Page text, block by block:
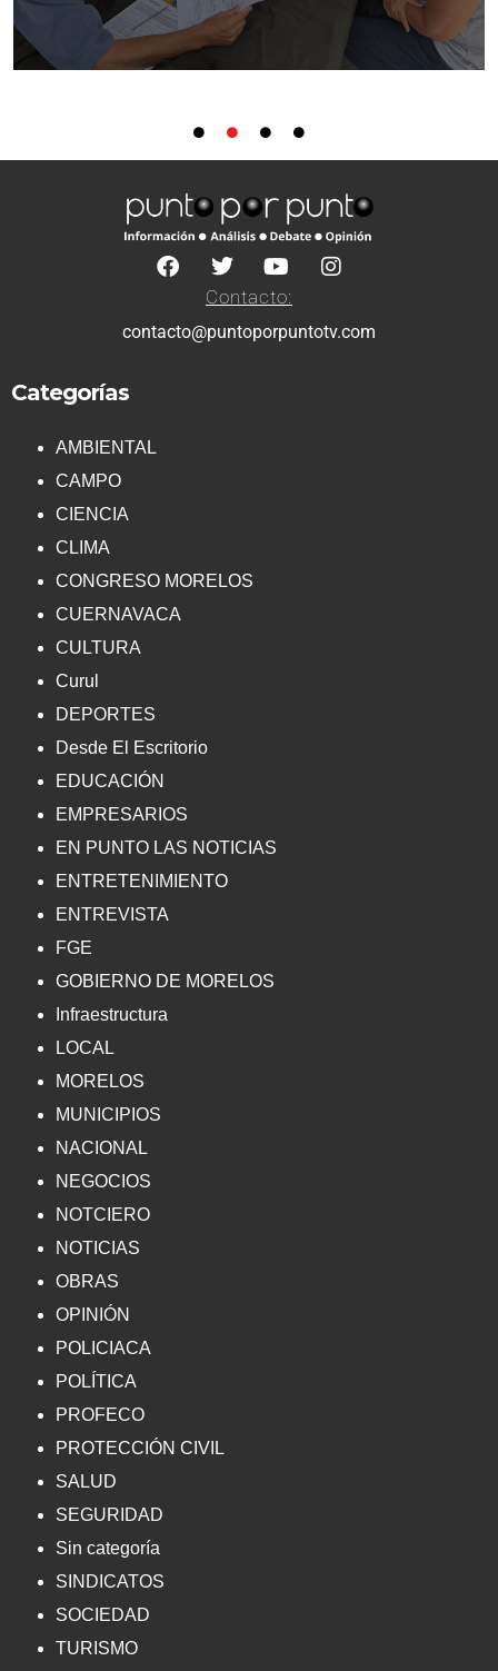
Contacto:
contacto@puntoporpuntotv.com
Categorías
AMBIENTAL
CAMPO
CIENCIA
CLIMA
CONGRESO MORELOS
CUERNAVACA
CULTURA
Curul
DEPORTES
Desde El Escritorio
EDUCACIÓN
EMPRESARIOS
EN PUNTO LAS NOTICIAS
ENTRETENIMIENTO
ENTREVISTA
FGE
GOBIERNO DE MORELOS
Infraestructura
LOCAL
MORELOS
MUNICIPIOS
NACIONAL
NEGOCIOS
NOTCIERO
NOTICIAS
OBRAS
OPINIÓN
POLICIACA
POLÍTICA
PROFECO
PROTECCIÓN CIVIL
SALUD
SEGURIDAD
Sin categoría
SINDICATOS
SOCIEDAD
TURISMO